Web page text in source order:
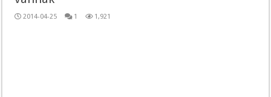
2014-04-25 1 1,921